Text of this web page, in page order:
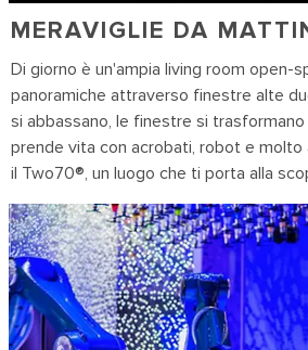
MERAVIGLIE DA
Di giorno è un'ampia living room open-
panoramiche attraverso finestre alte
si abbassano, le finestre si
prende vita con acrobati, robot e molto
il Two70®, un luogo che ti porta alla